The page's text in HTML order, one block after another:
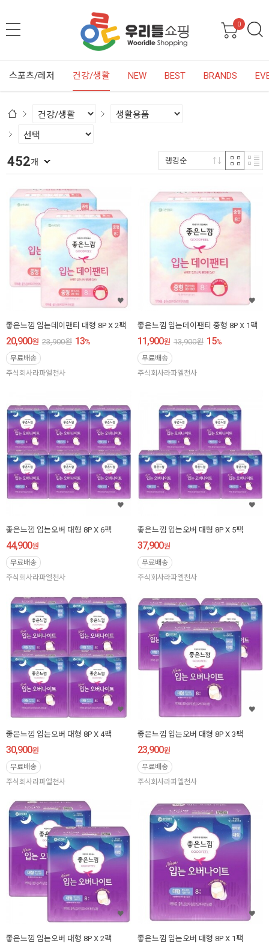
0
스포츠/레저 건강/생활 NEW BEST BRANDS
452개 랭킹순
좋은느낌 입는데이팬티 대형 8P X 2팩
20,900원 23,900원 13%
무료배송
주식회사라파엘천사
좋은느낌 입는데이팬티 중형 8P X 1팩
11,900원 13,900원 15%
무료배송
주식회사라파엘천사
좋은느낌 입는오버 대형 8P X 6팩
44,900원
무료배송
주식회사라파엘천사
좋은느낌 입는오버 대형 8P X 5팩
37,900원
무료배송
주식회사라파엘천사
좋은느낌 입는오버 대형 8P X 4팩
30,900원
무료배송
주식회사라파엘천사
좋은느낌 입는오버 대형 8P X 3팩
23,900원
무료배송
주식회사라파엘천사
좋은느낌 입는오버 대형 8P X 2팩 좋은느낌 입는오버 대형 8P X 1팩